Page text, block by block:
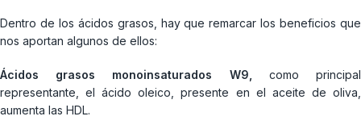
Dentro de los ácidos grasos, hay que remarcar los beneficios que
nos aportan algunos de ellos:
Ácidos grasos monoinsaturados W9,
como principal
representante, el ácido oleico, presente en el aceite de oliva,
aumenta las HDL.